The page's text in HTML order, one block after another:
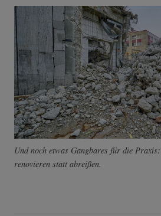
Und noch etwas Gangbares für die
renovieren statt abreißen.